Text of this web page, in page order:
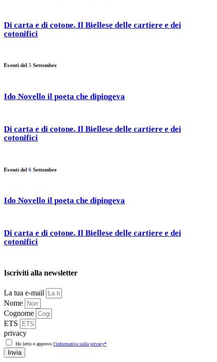
Di carta e di cotone. Il Biellese delle cartiere e dei
cotonifici
Eventi del 5 Settembre
Ido Novello il poeta che dipingeva
Di carta e di cotone. Il Biellese delle cartiere e dei
cotonifici
Eventi del 6 Settembre
Ido Novello il poeta che dipingeva
Di carta e di cotone. Il Biellese delle cartiere e dei
cotonifici
Iscriviti alla newsletter
La tua e-mail
Nome
Cognome
ETS
privacy
Ho letto e approvo l'informativa sulla privacy*
Invia